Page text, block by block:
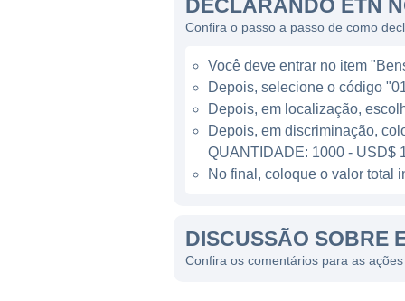
e na segurança de veículos
maneira proeminente na
PRESENÇA GLOBAL E
A Eaton tem uma presença
permite à empresa
transporte, garantindo que
DECLARANDO ETN
Confira o passo a passo de como
Você deve entrar no item
Depois, selecione o código
Depois, em localização,
Depois, em discriminação,
QUANTIDADE: 1000 - USD$
No final, coloque o valor total
DISCUSSÃO SOBRE
Confira os comentários para as